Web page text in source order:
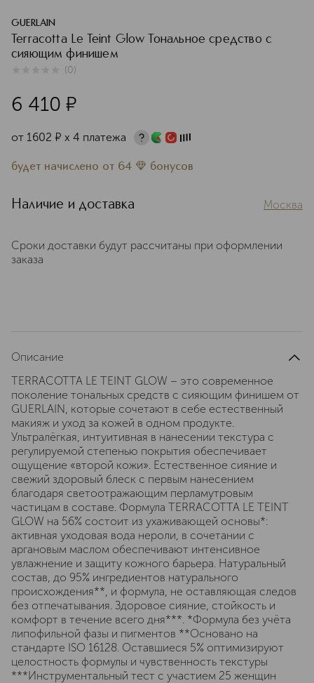
GUERLAIN
Terracotta Le Teint Glow Тональное средство с
сияющим финишем
(0)
6 410 ¤
от 1602 ¤ х 4 платежа
будет начислено от 64 бонусов
Наличие и доставка Москва
Сроки доставки будут рассчитаны при оформлении
заказа
Описание
TERRACOTTA LE TEINT GLOW – это современное
поколение тональных средств с сияющим финишем от
GUERLAIN, которые сочетают в себе естественный
макияж и уход за кожей в одном продукте.
Ультралёгкая, интуитивная в нанесении текстура с
регулируемой степенью покрытия обеспечивает
ощущение «второй кожи». Естественное сияние и
свежий здоровый блеск с первым нанесением
благодаря светоотражающим перламутровым
частицам в составе. Формула TERRACOTTA LE TEINT
GLOW на 56% состоит из ухаживающей основы*:
активная уходовая вода нероли, в сочетании с
аргановым маслом обеспечивают интенсивное
увлажнение и защиту кожного барьера. Натуральный
состав, до 95% ингредиентов натурального
происхождения**, и формула, не оставляющая следов
без отпечатывания. Здоровое сияние, стойкость и
комфорт в течение всего дня***. *Формула без учёта
липофильной фазы и пигментов **Основано на
стандарте ISO 16128. Оставшиеся 5% оптимизируют
целостность формулы и чувственность текстуры
***Инструментальный тест с участием 25 женщин